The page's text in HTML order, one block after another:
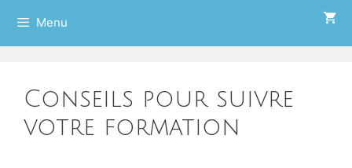
Menu
Conseils pour suivre
votre formation